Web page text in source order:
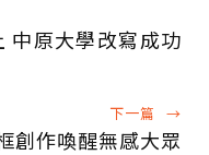
中原大學改寫成功
下一篇 →
創作喚醒無感大眾